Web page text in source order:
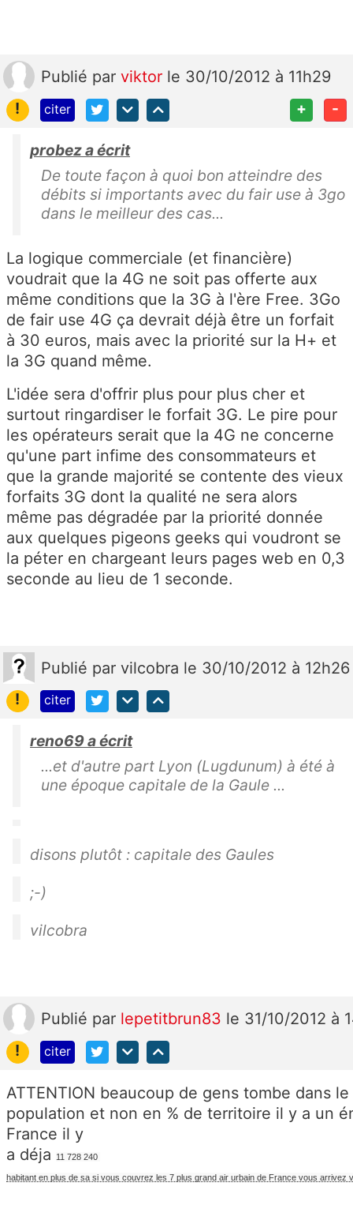
Publié par viktor le 30/10/2012 à 11h29
!
citer + -
probez a écrit
De toute façon à quoi bon atteindre des
débits si importants avec du fair use à 3go
dans le meilleur des cas...
La logique commerciale (et financière)
voudrait que la 4G ne soit pas offerte aux
même conditions que la 3G à l'ère Free. 3Go
de fair use 4G ça devrait déjà être un forfait
à 30 euros, mais avec la priorité sur la H+ et
la 3G quand même.
L'idée sera d'offrir plus pour plus cher et
surtout ringardiser le forfait 3G. Le pire pour
les opérateurs serait que la 4G ne concerne
qu'une part infime des consommateurs et
que la grande majorité se contente des vieux
forfaits 3G dont la qualité ne sera alors
même pas dégradée par la priorité donnée
aux quelques pigeons geeks qui voudront se
la péter en chargeant leurs pages web en 0,3
seconde au lieu de 1 seconde.
Publié par vilcobra le 30/10/2012 à 12h26
!
citer
reno69 a écrit
...et d'autre part Lyon (Lugdunum) à été à
une époque capitale de la Gaule ...
disons plutôt : capitale des Gaules
;-)
vilcobra
Publié par lepetitbrun83 le 31/10/2012 à
!
citer
ATTENTION beaucoup de gens tombe dans
population et non en % de territoire il y a un
France il y
a déja
11 728 240
habitant en plus de sa si vous couvrez les 7 plus grand air urbain de France vous